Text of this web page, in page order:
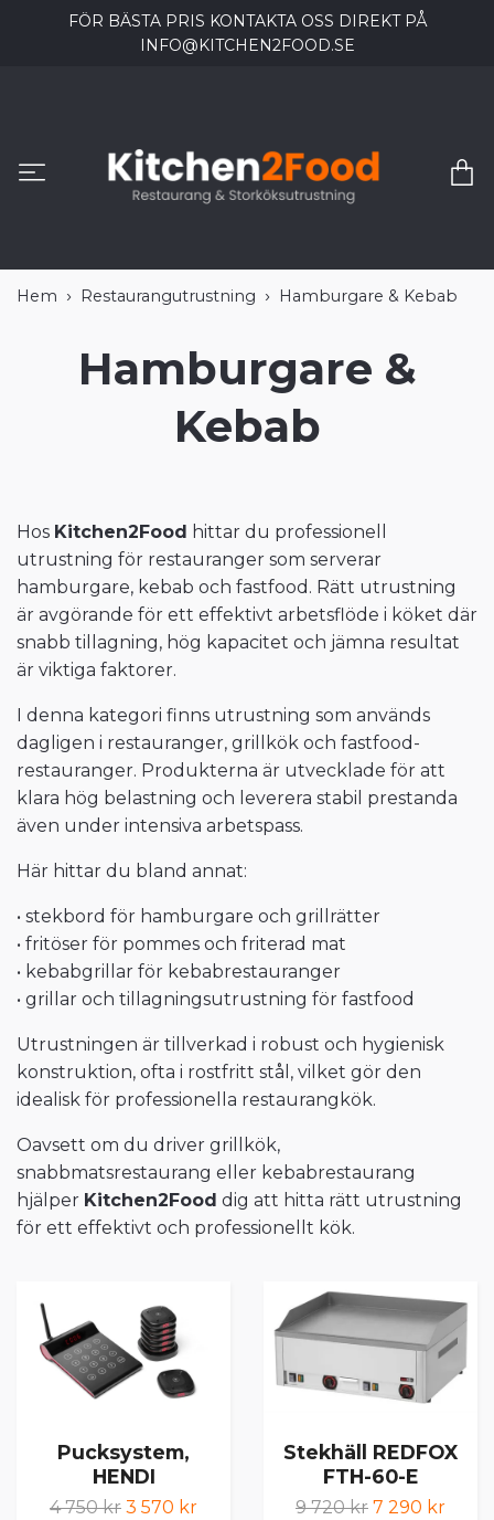
FÖR BÄSTA PRIS KONTAKTA OSS DIREKT PÅ
INFO@KITCHEN2FOOD.SE
Hem Restaurangutrustning Hamburgare & Kebab
Hamburgare &
Kebab
Hos Kitchen2Food hittar du professionell
utrustning för restauranger som serverar
hamburgare, kebab och fastfood. Rätt utrustning
är avgörande för ett effektivt arbetsflöde i köket där
snabb tillagning, hög kapacitet och jämna resultat
är viktiga faktorer.
I denna kategori finns utrustning som används
dagligen i restauranger, grillkök och fastfood-
restauranger. Produkterna är utvecklade för att
klara hög belastning och leverera stabil prestanda
även under intensiva arbetspass.
Här hittar du bland annat:
• stekbord för hamburgare och grillrätter
• fritöser för pommes och friterad mat
• kebabgrillar för kebabrestauranger
• grillar och tillagningsutrustning för fastfood
Utrustningen är tillverkad i robust och hygienisk
konstruktion, ofta i rostfritt stål, vilket gör den
idealisk för professionella restaurangkök.
Oavsett om du driver grillkök,
snabbmatsrestaurang eller kebabrestaurang
hjälper Kitchen2Food dig att hitta rätt utrustning
för ett effektivt och professionellt kök.
Pucksystem,
HENDI
4 750 kr 3 570 kr
Stekhäll REDFOX
FTH-60-E
9 720 kr 7 290 kr